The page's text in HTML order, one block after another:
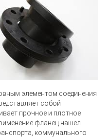
элементом соединения
собой
прочное и плотное
фланец нашел
коммунального